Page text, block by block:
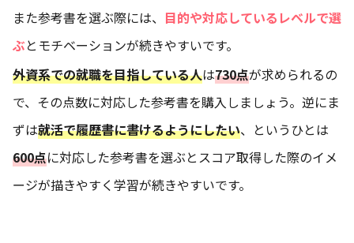
また参考書を選ぶ際には、 目的や対応しているレベルで選
ぶとモチベーションが続きやすいです。
外資系での就職を目指している人は730点が求められるの
で、その点数に対応した参考書を購入しましょう。逆にま
ずは就活で履歴書に書けるようにしたい、というひとは
600点に対応した参考書を選ぶとスコア取得した際のイメ
ージが描きやすく学習が続きやすいです。